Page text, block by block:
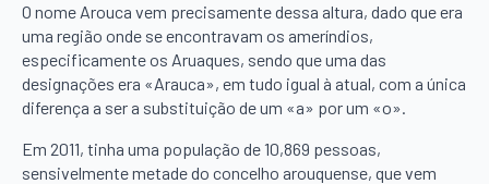
O nome Arouca vem precisamente dessa altura, dado que era
uma região onde se encontravam os ameríndios,
especificamente os Aruaques, sendo que uma das
designações era «Arauca», em tudo igual à atual, com a única
diferença a ser a substituição de um «a» por um «o».
Em 2011, tinha uma população de 10,869 pessoas,
sensivelmente metade do concelho arouquense, que vem